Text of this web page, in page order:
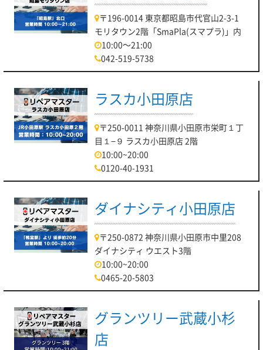
〒196-0014 東京都昭島市代官山2-3-1
モリタウン2階「SmaPla(スマプラ)」内
10:00～21:00
042-519-5738
ラスカ小田原店
〒250-0011 神奈川県小田原市栄町１丁
目１−９ ラスカ小田原店 2階
10:00~20:00
0120-40-1931
ダイナシティ小田原店
〒250-0872 神奈川県小田原市中里208
ダイナシティ ウエスト3階
10:00~20:00
0465-20-5803
グランツリー武蔵小杉
店